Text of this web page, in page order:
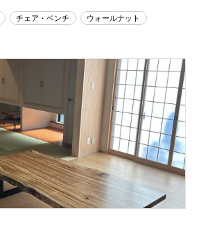
チェア・ベンチ ウォールナット